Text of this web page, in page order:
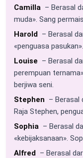
Camilla – Berasal
muda». Sang
Harold – Berasal
«penguasa
Louise – Berasal
perempuan
berjiwa seni.
Stephen – Berasal
Raja Stephen,
Sophia – Berasal
«kebijaksanaan».
Alfred – Berasal